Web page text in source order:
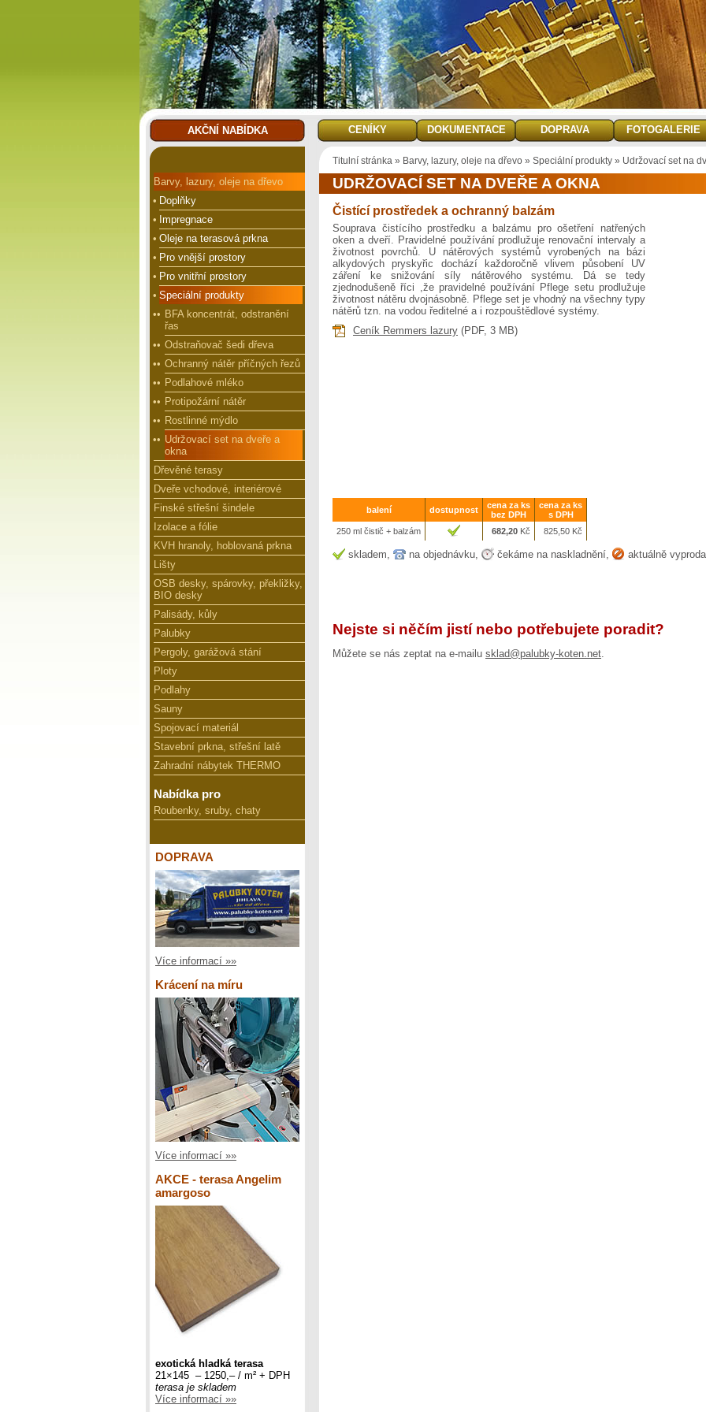
CENÍKY DOKUMENTACE DOPRAVA FOTOGALERIE
Barvy, lazury, oleje na dřevo
• Doplňky
• Impregnace
• Oleje na terasová prkna
• Pro vnější prostory
• Pro vnitřní prostory
• Speciální produkty
•• BFA koncentrát, odstranění
řas
•• Odstraňovač šedi dřeva
•• Ochranný nátěr příčných řezů
•• Podlahové mléko
•• Protipožární nátěr
•• Rostlinné mýdlo
•• Udržovací set na dveře a
okna
Dřevěné terasy
Dveře vchodové, interiérové
Finské střešní šindele
Izolace a fólie
KVH hranoly, hoblovaná prkna
Lišty
OSB desky, spárovky, překližky,
BIO desky
Palisády, kůly
Palubky
Pergoly, garážová stání
Ploty
Podlahy
Sauny
Spojovací materiál
Stavební prkna, střešní latě
Zahradní nábytek THERMO
Nabídka pro
Roubenky, sruby, chaty
DOPRAVA
Více informací »»
Krácení na míru
Více informací »»
AKCE - terasa Angelim
amargoso
exotická hladká terasa
21×145 – 1250,– / m² + DPH
terasa je skladem
Více informací »»
AKČNÍ NABÍDKA
Titulní stránka » Barvy, lazury, oleje na dřevo » Speciální produkty » Udržovací set na
UDRŽOVACÍ SET NA DVEŘE A OKNA
Čistící prostředek a ochranný balzám
Souprava čistícího prostředku a balzámu pro ošetření natřených
oken a dveří. Pravidelné používání prodlužuje renovační intervaly a
životnost povrchů. U nátěrových systémů vyrobených na bázi
alkydových pryskyřic dochází každoročně vlivem působení UV
záření ke snižování síly nátěrového systému. Dá se tedy
zjednodušeně říci ,že pravidelné používání Pflege setu prodlužuje
životnost nátěru dvojnásobně. Pflege set je vhodný na všechny typy
nátěrů tzn. na vodou ředitelné a i rozpouštědlové systémy.
Ceník Remmers lazury (PDF, 3 MB)
balení dostupnost
cena za ks
bez DPH
cena za ks
s DPH
250 ml čistič + balzám
682,20 Kč 825,50 Kč
skladem, na objednávku, čekáme na naskladnění, aktuálně
Nejste si něčím jistí nebo potřebujete poradit?
Můžete se nás zeptat na e-mailu sklad@palubky-koten.net.